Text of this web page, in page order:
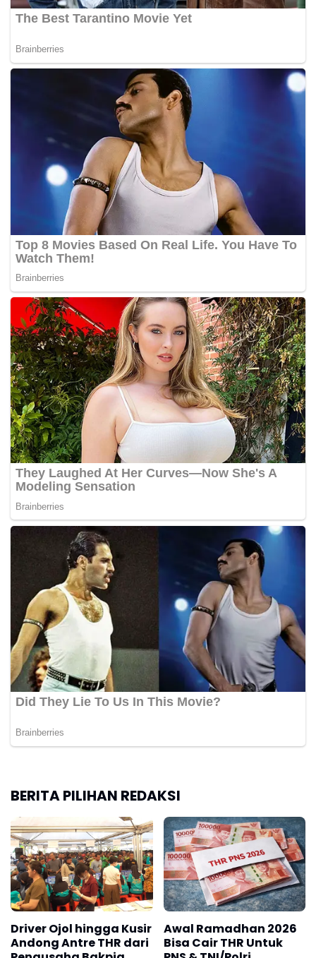
BERITA PILIHAN REDAKSI
Driver Ojol hingga Kusir
Andong Antre THR dari
Awal Ramadhan 2026
Bisa Cair THR Untuk